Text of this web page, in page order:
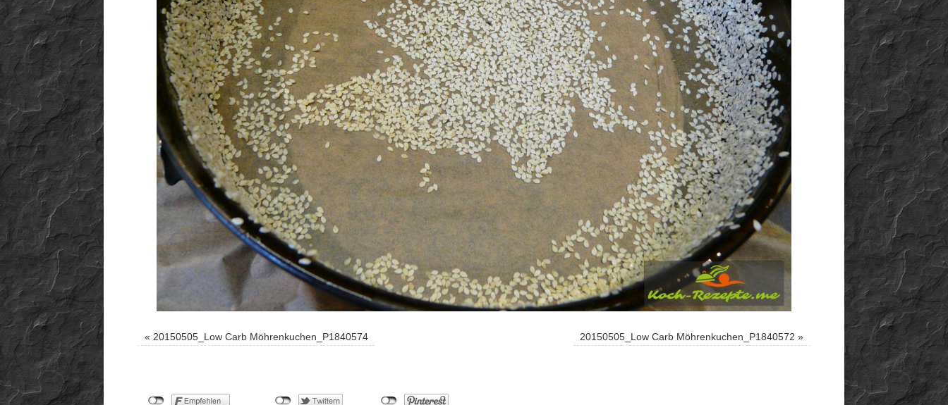
« 20150505_Low Carb Möhrenkuchen_P1840574 20150505_Low Carb Möhrenkuchen_P1840572 »